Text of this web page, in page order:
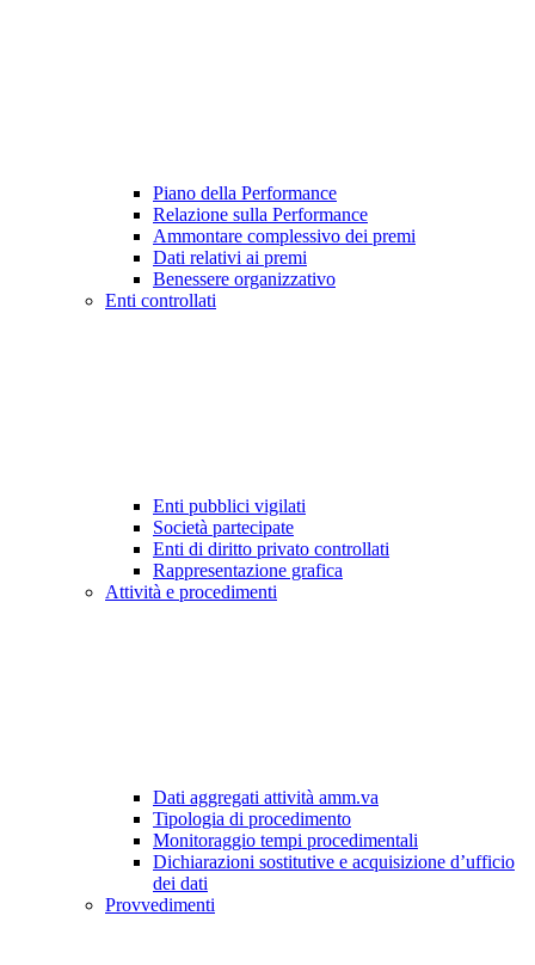
Piano della Performance
Relazione sulla Performance
Ammontare complessivo dei premi
Dati relativi ai premi
Benessere organizzativo
Enti controllati
Enti pubblici vigilati
Società partecipate
Enti di diritto privato controllati
Rappresentazione grafica
Attività e procedimenti
Dati aggregati attività amm.va
Tipologia di procedimento
Monitoraggio tempi procedimentali
Dichiarazioni sostitutive e acquisizione d’ufficio
dei dati
Provvedimenti